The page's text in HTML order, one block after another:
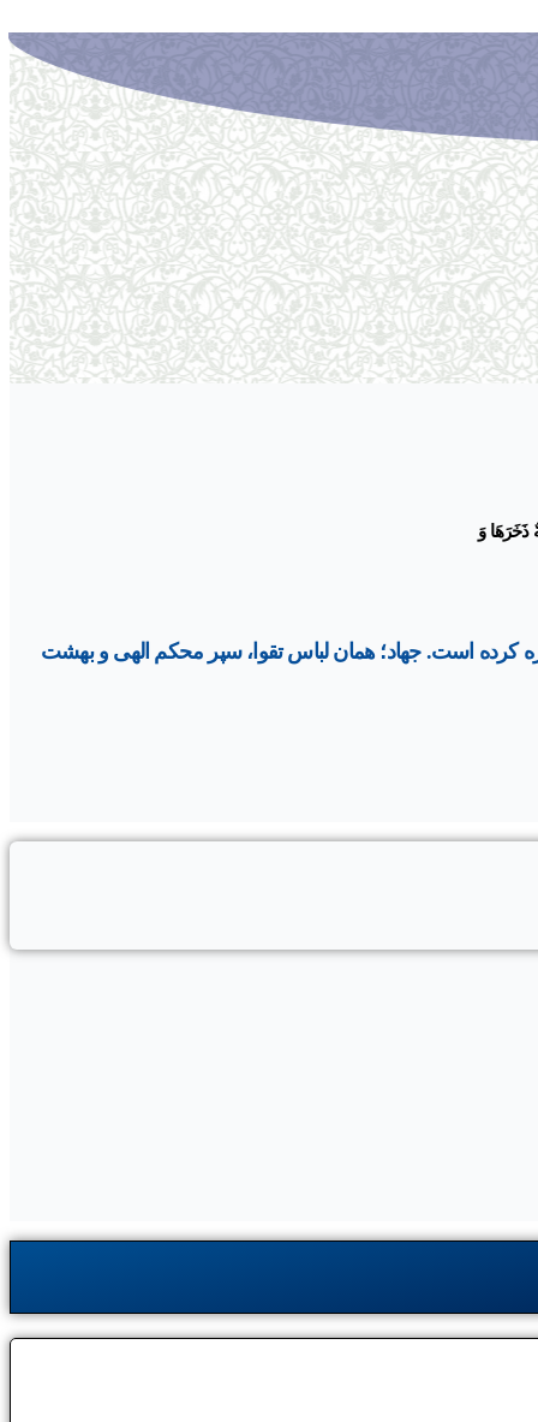
ذَخَرَهَا وَ
كرده است.جهاد؛ همان لباس تقوا، سپر محكم الهى و بهشت